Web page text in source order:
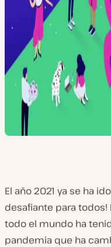
El año 2021 ya se ha
desafiante para
todo el mundo ha
pandemia que ha